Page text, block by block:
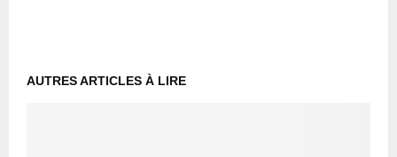
AUTRES ARTICLES À LIRE